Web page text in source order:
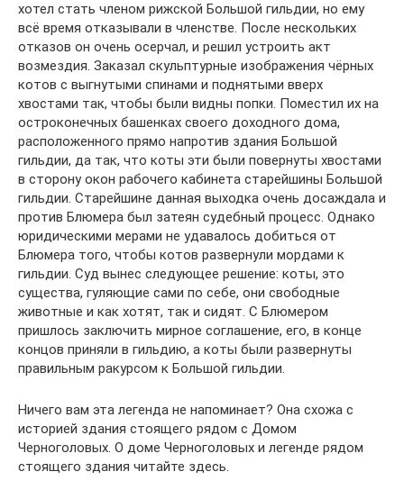
хотел стать членом рижской Большой гильдии, но ему
всё время отказывали в членстве. После нескольких
отказов он очень осерчал, и решил устроить акт
возмездия. Заказал скульптурные изображения чёрных
котов с выгнутыми спинами и поднятыми вверх
хвостами так, чтобы были видны попки. Поместил их на
остроконечных башенках своего доходного дома,
расположенного прямо напротив здания Большой
гильдии, да так, что коты эти были повернуты хвостами
в сторону окон рабочего кабинета старейшины Большой
гильдии. Старейшине данная выходка очень досаждала и
против Блюмера был затеян судебный процесс. Однако
юридическими мерами не удавалось добиться от
Блюмера того, чтобы котов развернули мордами к
гильдии. Суд вынес следующее решение: коты, это
существа, гуляющие сами по себе, они свободные
животные и как хотят, так и сидят. С Блюмером
пришлось заключить мирное соглашение, его, в конце
концов приняли в гильдию, а коты были развернуты
правильным ракурсом к Большой гильдии.
Ничего вам эта легенда не напоминает? Она схожа с
историей здания стоящего рядом с Домом
Черноголовых. О доме Черноголовых и легенде рядом
стоящего здания читайте здесь.